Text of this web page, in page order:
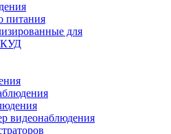
питания
для
видеонаблюдения